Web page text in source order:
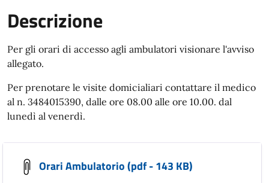
Descrizione
Per gli orari di accesso agli ambulatori visionare l'avviso
allegato.
Per prenotare le visite domicialiari contattare il medico
al n. 3484015390, dalle ore 08.00 alle ore 10.00. dal
lunedì al venerdì.
Orari Ambulatorio (pdf - 143 KB)